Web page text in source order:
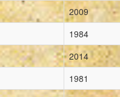
2009
1984
2014
1981